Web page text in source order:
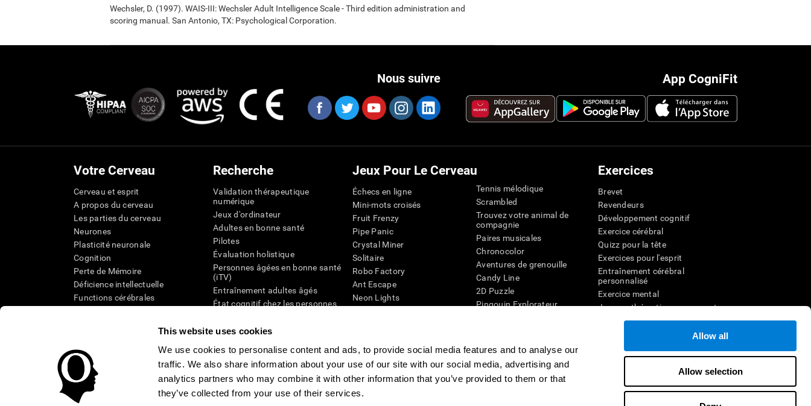
This website uses cookies
We use cookies to personalise content and ads, to provide social media features and to analyse our
traffic. We also share information about your use of our site with our social media, advertising and
analytics partners who may combine it with other information that you’ve provided to them or that
they’ve collected from your use of their services.
Allow all
Allow selection
Wechsler, D. (1997). WAIS-III: Wechsler Adult Intelligence Scale - Third edition administration and
scoring manual. San Antonio, TX: Psychological Corporation.
App CogniFit
Nous suivre
Votre Cerveau
Cerveau et esprit
A propos du cerveau
Les parties du cerveau
Neurones
Plasticité neuronale
Cognition
Perte de Mémoire
Déficience intellectuelle
Functions cérébrales
Recherche
Validation thérapeutique
numérique
Jeux d'ordinateur
Adultes en bonne santé
Pilotes
Évaluation holistique
Personnes âgées en bonne santé
(iTV)
Entraînement adultes âgés
État cognitif chez les personnes
Révision systémique
Jeux Pour Le Cerveau
Échecs en ligne
Mini-mots croisés
Fruit Frenzy
Pipe Panic
Crystal Miner
Solitaire
Robo Factory
Ant Escape
Neon Lights
Space Rescue
Chaos mathématique
Course de billes
Tennis mélodique
Scrambled
Trouvez votre animal de
compagnie
Paires musicales
Chronocolor
Aventures de grenouille
Candy Line
2D Puzzle
Pingouin Explorateur
Jeux d'agilité mentale
Jeux en ligne pour la
mémoire
Jeux pour le cerveau
Exercices
Brevet
Revendeurs
Développement cognitif
Exercice cérébral
Quizz pour la tête
Exercices pour l'esprit
Entraînement cérébral
personnalisé
Exercice mental
Jeux mathématiques amusants
Compréhension de lecture
Batailles cérébrales
Test de QI